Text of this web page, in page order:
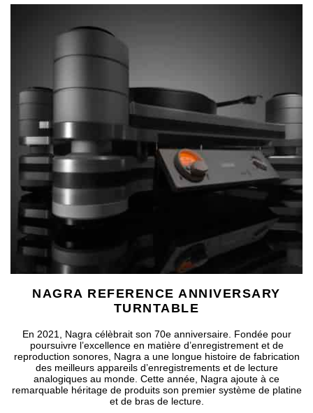
NAGRA REFERENCE ANNIVERSARY
TURNTABLE
En 2021, Nagra célèbrait son 70e anniversaire. Fondée pour
poursuivre l’excellence en matière d’enregistrement et de
reproduction sonores, Nagra a une longue histoire de fabrication
des meilleurs appareils d’enregistrements et de lecture
analogiques au monde. Cette année, Nagra ajoute à ce
remarquable héritage de produits son premier système de platine
et de bras de lecture.